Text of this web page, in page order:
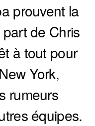
prouvent la
de Chris
à tout pour
York,
rumeurs
équipes.